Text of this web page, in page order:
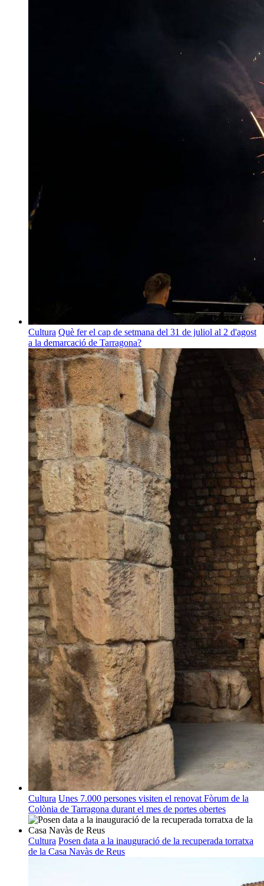
Cultura Què fer el cap de setmana del 31 de juliol al 2 d'agost
a la demarcació de Tarragona?
Cultura Unes 7.000 persones visiten el renovat Fòrum de la
Colònia de Tarragona durant el mes de portes obertes
Cultura Posen data a la inauguració de la recuperada torratxa
de la Casa Navàs de Reus